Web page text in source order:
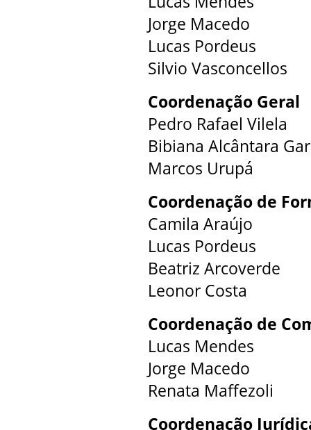
Jorge Macedo
Lucas Pordeus
Silvio Vasconcellos
Coordenação Geral
Pedro Rafael Vilela
Bibiana Alcântara
Marcos Urupá
Coordenação de
Camila Araújo
Lucas Pordeus
Beatriz Arcoverde
Leonor Costa
Coordenação de
Lucas Mendes
Jorge Macedo
Renata Maffezoli
Coordenação